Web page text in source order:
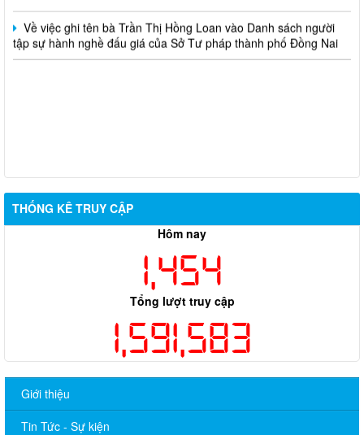
Về việc ghi tên bà Trần Thị Hồng Loan vào Danh sách người
tập sự hành nghề đấu giá của Sở Tư pháp thành phố Đồng Nai
THỐNG KÊ TRUY CẬP
Hôm nay
1,454
Tổng lượt truy cập
1,591,583
Giới thiệu
Tin Tức - Sự kiện